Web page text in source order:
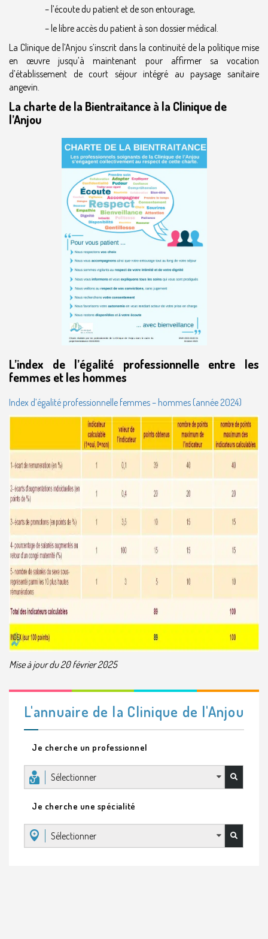
– l’écoute du patient et de son entourage,
– le libre accès du patient à son dossier médical.
La Clinique de l’Anjou s’inscrit dans la continuité de la politique mise
en œuvre jusqu’à maintenant pour affirmer sa vocation
d’établissement de court séjour intégré au paysage sanitaire
angevin.
La charte de la Bientraitance à la Clinique de
l’Anjou
L’index de l’égalité professionnelle entre les
femmes et les hommes
Index d’égalité professionnelle femmes – hommes (année 2024)
Mise à jour du 20 février 2025
L'annuaire de la Clinique de l'Anjou
Je cherche un professionnel
Sélectionner
Je cherche une spécialité
Sélectionner